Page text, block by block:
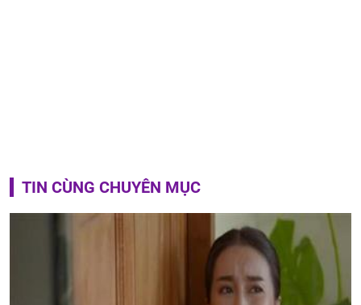
TIN CÙNG CHUYÊN MỤC